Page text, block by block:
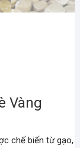
Vàng
chế biến từ gạo,